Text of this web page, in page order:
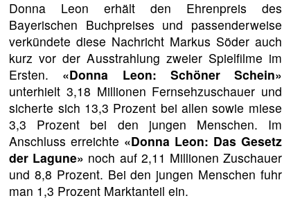
Donna Leon erhält den Ehrenpreis des
Bayerischen Buchpreises und passenderweise
verkündete diese Nachricht Markus Söder auch
kurz vor der Ausstrahlung zweier Spielfilme im
Ersten. «Donna Leon: Schöner Schein»
unterhielt 3,18 Millionen Fernsehzuschauer und
sicherte sich 13,3 Prozent bei allen sowie miese
3,3 Prozent bei den jungen Menschen. Im
Anschluss erreichte «Donna Leon: Das Gesetz
der Lagune» noch auf 2,11 Millionen Zuschauer
und 8,8 Prozent. Bei den jungen Menschen fuhr
man 1,3 Prozent Marktanteil ein.